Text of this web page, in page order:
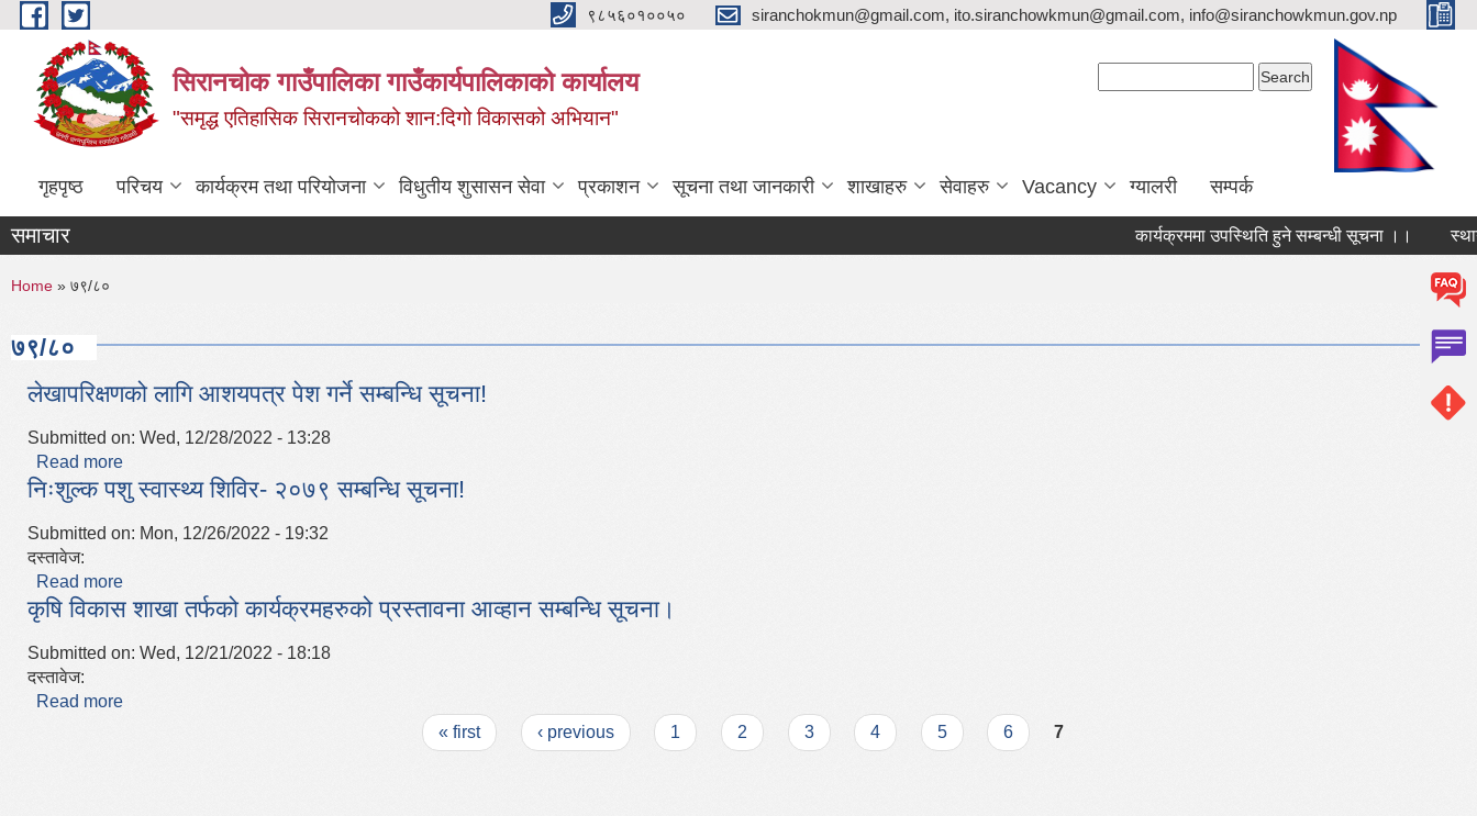
Skip to main content ९८५६०१००५० siranchokmun@gmail.com, ito.siranchowkmun@gmail.com, info@siranchowkmun.gov.np
सिरानचोक गाउँपालिका गाउँकार्यपालिकाको कार्यालय
"समृद्ध एतिहासिक सिरानचोकको शान:दिगो विकासको अभियान"
Search form
गृहपृष्ठ परिचय कार्यक्रम तथा परियोजना विधुतीय शुसासन सेवा प्रकाशन सूचना तथा जानकारी शाखाहरु सेवाहरु Vacancy ग्यालरी सम्पर्क
समाचार कार्यक्रममा उपस्थिति हुने सम्बन्धी सूचना ।। स्थायी
You are here
Home » ७९/८०
७९/८०
लेखापरिक्षणको लागि आशयपत्र पेश गर्ने सम्बन्धि सूचना!
Submitted on: Wed, 12/28/2022 - 13:28
Read more
निःशुल्क पशु स्वास्थ्य शिविर- २०७९ सम्बन्धि सूचना!
Submitted on: Mon, 12/26/2022 - 19:32
दस्तावेज:
Read more
कृषि विकास शाखा तर्फको कार्यक्रमहरुको प्रस्तावना आव्हान सम्बन्धि सूचना।
Submitted on: Wed, 12/21/2022 - 18:18
दस्तावेज:
Read more
« first ‹ previous 1 2 3 4 5 6 7